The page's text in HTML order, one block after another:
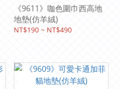
《9611》咖色圍巾西高地
地墊(仿羊絨)
NT$190 ~ NT$490